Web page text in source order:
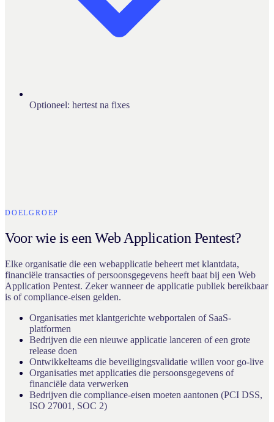
Optioneel: hertest na fixes
DOELGROEP
Voor wie is een Web Application Pentest?
Elke organisatie die een webapplicatie beheert met klantdata,
financiële transacties of persoonsgegevens heeft baat bij een Web
Application Pentest. Zeker wanneer de applicatie publiek bereikbaar
is of compliance-eisen gelden.
Organisaties met klantgerichte webportalen of SaaS-
platformen
Bedrijven die een nieuwe applicatie lanceren of een grote
release doen
Ontwikkelteams die beveiligingsvalidatie willen voor go-live
Organisaties met applicaties die persoonsgegevens of
financiële data verwerken
Bedrijven die compliance-eisen moeten aantonen (PCI DSS,
ISO 27001, SOC 2)